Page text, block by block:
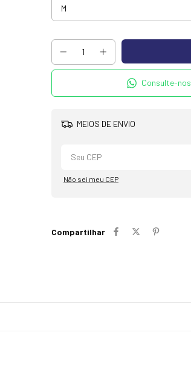
Consulte-
MEIOS DE ENVIO
Não sei meu CEP
Compartilhar